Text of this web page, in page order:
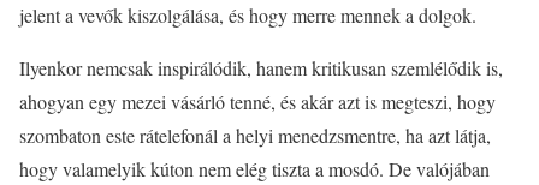
jelent a vevők kiszolgálása, és hogy merre mennek a dolgok.
Ilyenkor nemcsak inspirálódik, hanem kritikusan szemlélődik is,
ahogyan egy mezei vásárló tenné, és akár azt is megteszi, hogy
szombaton este rátelefonál a helyi menedzsmentre, ha azt látja,
hogy valamelyik kúton nem elég tiszta a mosdó. De valójában